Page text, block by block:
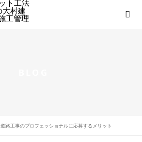
道路工事のプロフェッショナルに応募するメリット